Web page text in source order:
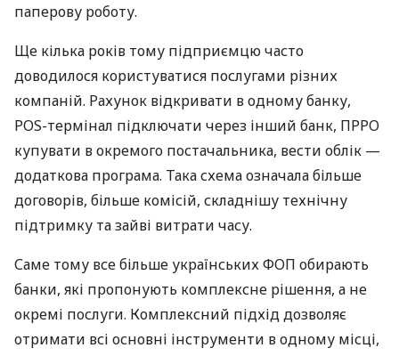
паперову роботу.
Ще кілька років тому підприємцю часто
доводилося користуватися послугами різних
компаній. Рахунок відкривати в одному банку,
POS-термінал підключати через інший банк, ПРРО
купувати в окремого постачальника, вести облік —
додаткова програма. Така схема означала більше
договорів, більше комісій, складнішу технічну
підтримку та зайві витрати часу.
Саме тому все більше українських ФОП обирають
банки, які пропонують комплексне рішення, а не
окремі послуги. Комплексний підхід дозволяє
отримати всі основні інструменти в одному місці,